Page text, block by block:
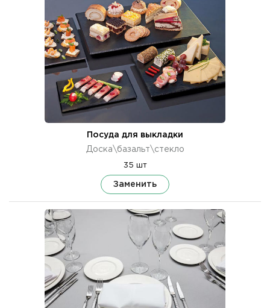
Посуда для выкладки
Доска\базальт\стекло
35 шт
Заменить